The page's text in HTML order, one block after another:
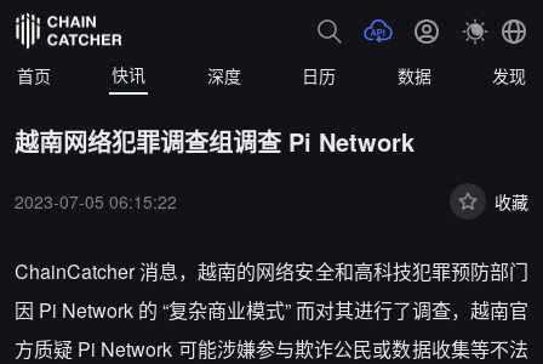
首页 快讯 深度 日历 数据 发现
越南网络犯罪调查组调查 Pi Network
2023-07-05 06:15:22 收藏
ChainCatcher 消息，越南的网络安全和高科技犯罪预防部门
因 Pi Network 的 “复杂商业模式” 而对其进行了调查，越南官
方质疑 Pi Network 可能涉嫌参与欺诈公民或数据收集等不法